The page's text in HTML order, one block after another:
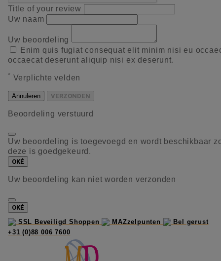
Title of your review
Uw naam
Uw beoordeling
Enim quis fugiat consequat elit minim nisi eu
occaecat deserunt aliquip nisi ex deserunt.
* Verplichte velden
Annuleren VERZONDEN
Beoordeling verstuurd
Uw beoordeling is toegevoegd en wordt beschikbaar
deze is goedgekeurd.
OKÉ
Uw beoordeling kan niet worden verzonden
OKÉ
SSL Beveiligd Shoppen
MAZzelpunten
Bel gerust
+31 (0)88 006 7600